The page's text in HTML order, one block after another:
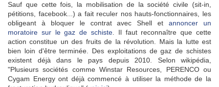
Sauf que cette fois, la mobilisation de la société civile (sit-in,
pétitions, facebook...) a fait reculer nos hauts-fonctionnaires, les
obligeant à bloquer le contrat avec Shell etannoncer un
moratoire sur le gaz de schiste . Il faut reconnaître que cette
action constitue un des fruits de la révolution. Mais la lutte est
bien loin d'être terminée. Des exploitations de gaz de schistes
existent déjà dans le pays depuis 2010. Selon wikipédia,
"Plusieurs sociétés comme Winstar Resources, PERENCO ou
Cygam Energy ont déjà commencé à utiliser la méthode de la